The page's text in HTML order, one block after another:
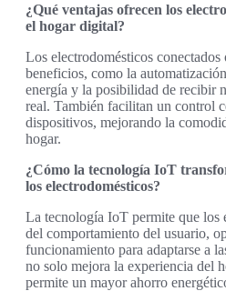
¿Qué ventajas ofrecen los
el hogar digital?
Los electrodomésticos conectados
beneficios, como la
energía y la posibilidad de recibir
real. También facilitan un control
dispositivos, mejorando la
hogar.
¿Cómo la tecnología IoT
los electrodomésticos?
La tecnología IoT permite que los
del comportamiento del usuario,
funcionamiento para adaptarse a
no solo mejora la experiencia del
permite un mayor ahorro